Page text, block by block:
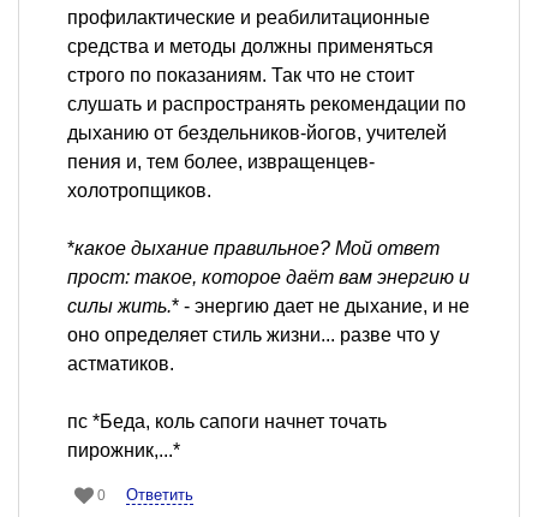
профилактические и реабилитационные
средства и методы должны применяться
строго по показаниям. Так что не стоит
слушать и распространять рекомендации по
дыханию от бездельников-йогов, учителей
пения и, тем более, извращенцев-
холотропщиков.
*какое дыхание правильное? Мой ответ
прост: такое, которое даёт вам энергию и
силы жить.* - энергию дает не дыхание, и не
оно определяет стиль жизни... разве что у
астматиков.
пс *Беда, коль сапоги начнет точать
пирожник,...*
0 Ответить